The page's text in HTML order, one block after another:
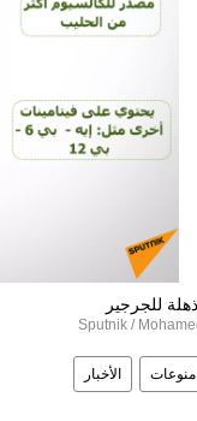
منوعات الأخبار